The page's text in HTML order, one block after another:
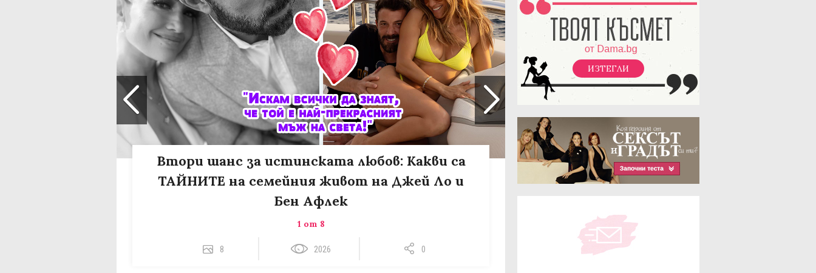
Втори шанс за истинската любов: Какви са
ТАЙНИТЕ на семейния живот на Джей Ло и
Бен Афлек
1 от 8
8 2026 0
ИЗТЕГЛИ